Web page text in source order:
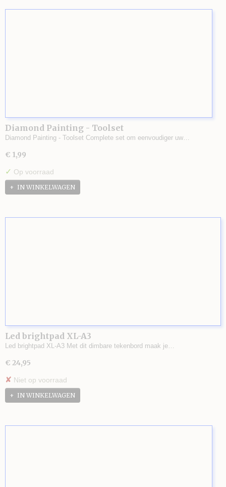
Diamond Painting - Toolset
Diamond Painting - Toolset Complete set om eenvoudiger uw…
€ 1,99
✓ Op voorraad
IN WINKELWAGEN
Led brightpad XL-A3
Led brightpad XL-A3 Met dit dimbare tekenbord maak je…
€ 24,95
✘ Niet op voorraad
IN WINKELWAGEN